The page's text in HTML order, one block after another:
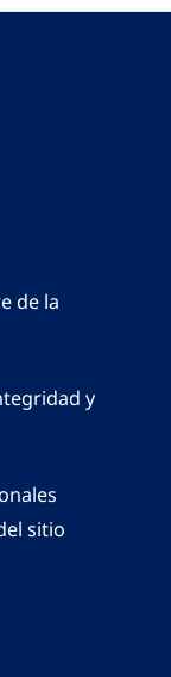
de la
y
sitio